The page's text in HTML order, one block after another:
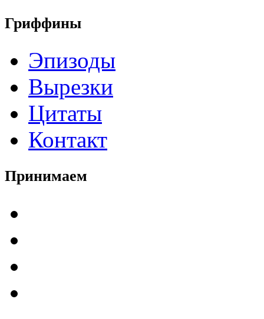
Гриффины
Эпизоды
Вырезки
Цитаты
Контакт
Принимаем